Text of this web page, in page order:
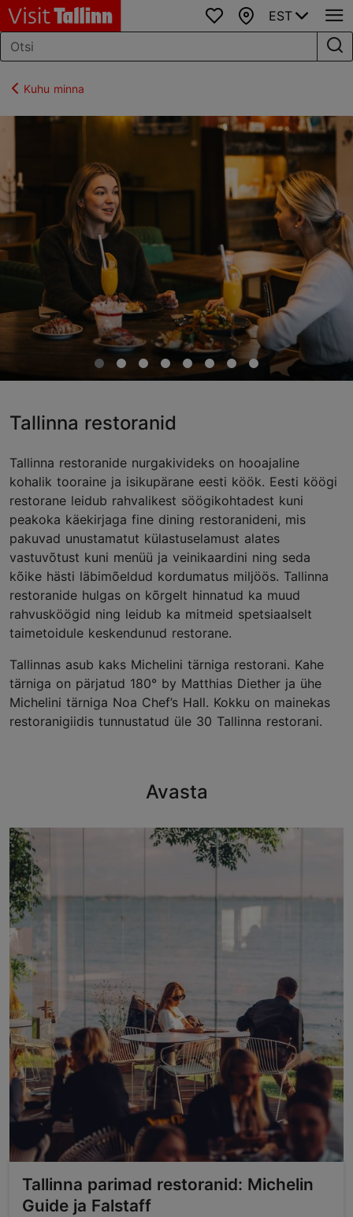
Lemmikud
Kaart
EST
Kuhu minna
Tallinna restoranid
Tallinna restoranide nurgakivideks on hooajaline
kohalik tooraine ja isikupärane eesti köök. Eesti köögi
restorane leidub rahvalikest söögikohtadest kuni
peakoka käekirjaga fine dining restoranideni, mis
pakuvad unustamatut külastuselamust alates
vastuvõtust kuni menüü ja veinikaardini ning seda
kõike hästi läbimõeldud kordumatus miljöös. Tallinna
restoranide hulgas on kõrgelt hinnatud ka muud
rahvusköögid ning leidub ka mitmeid spetsiaalselt
taimetoidule keskendunud restorane.
Tallinnas asub kaks Michelini tärniga restorani. Kahe
tärniga on pärjatud 180° by Matthias Diether ja ühe
Michelini tärniga Noa Chef’s Hall. Kokku on mainekas
restoranigiidis tunnustatud üle 30 Tallinna restorani.
Avasta
Tallinna parimad restoranid: Michelin
Guide ja Falstaff